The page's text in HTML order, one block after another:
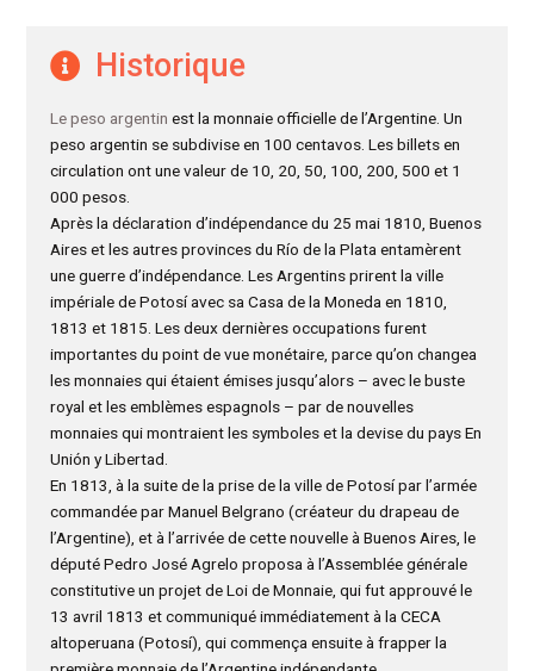
Historique
Le peso argentin est la monnaie officielle de l’Argentine. Un
peso argentin se subdivise en 100 centavos. Les billets en
circulation ont une valeur de 10, 20, 50, 100, 200, 500 et 1
000 pesos.
Après la déclaration d’indépendance du 25 mai 1810, Buenos
Aires et les autres provinces du Río de la Plata entamèrent
une guerre d’indépendance. Les Argentins prirent la ville
impériale de Potosí avec sa Casa de la Moneda en 1810,
1813 et 1815. Les deux dernières occupations furent
importantes du point de vue monétaire, parce qu’on changea
les monnaies qui étaient émises jusqu’alors – avec le buste
royal et les emblèmes espagnols – par de nouvelles
monnaies qui montraient les symboles et la devise du pays En
Unión y Libertad.
En 1813, à la suite de la prise de la ville de Potosí par l’armée
commandée par Manuel Belgrano (créateur du drapeau de
l’Argentine), et à l’arrivée de cette nouvelle à Buenos Aires, le
député Pedro José Agrelo proposa à l’Assemblée générale
constitutive un projet de Loi de Monnaie, qui fut approuvé le
13 avril 1813 et communiqué immédiatement à la CECA
altoperuana (Potosí), qui commença ensuite à frapper la